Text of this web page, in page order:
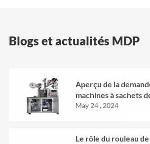
Blogs et actualités MDP
Aperçu de la
machines à sachets
May 24 , 2024
Le rôle du rouleau